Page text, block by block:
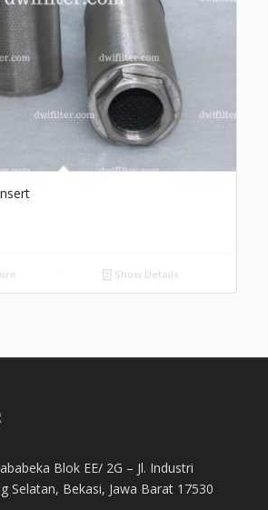
Show Details
Blok EE/ 2G – Jl. Industri
Selatan, Bekasi, Jawa Barat 17530